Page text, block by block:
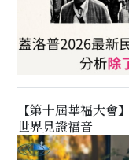
【第十屆華福大會
世界見證福音